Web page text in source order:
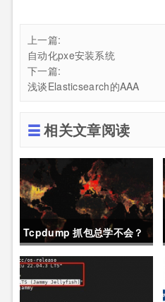
上一篇:
自动化pxe安装系统
下一篇:
浅谈Elasticsearch的AAA
相关文章阅读
Tcpdump 抓包总学不会？
这篇保姆级教程，今天可以
拿下！